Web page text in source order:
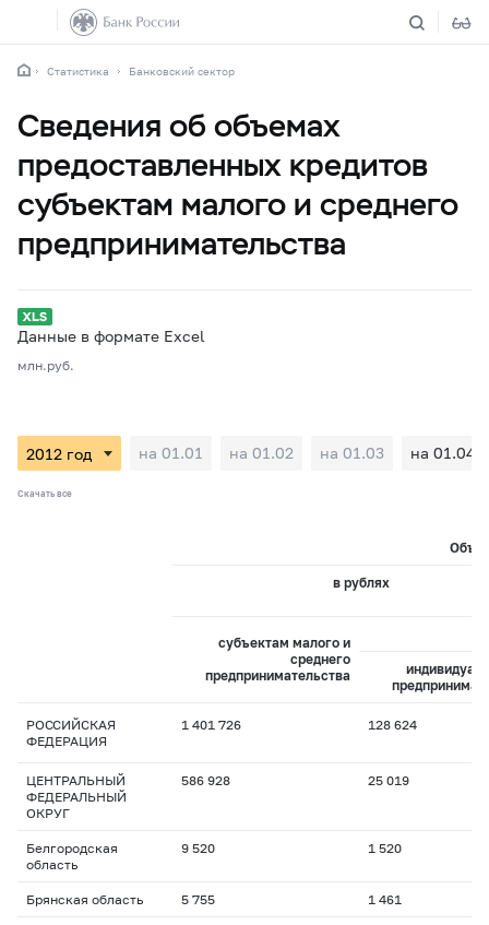
Статистика Банковский сектор
Сведения об объемах
предоставленных кредитов
субъектам малого и среднего
предпринимательства
Данные в формате Excel
млн.руб.
на 01.01 на 01.02 на 01.03 на 01.04
Скачать все
в рублях
субъектам малого и
среднего
предпринимательства
РОССИЙСКАЯ
ФЕДЕРАЦИЯ
1 401 726 128 624
ЦЕНТРАЛЬНЫЙ
ФЕДЕРАЛЬНЫЙ
ОКРУГ
586 928 25 019
Белгородская
область
9 520 1 520
Брянская область 5 755 1 461